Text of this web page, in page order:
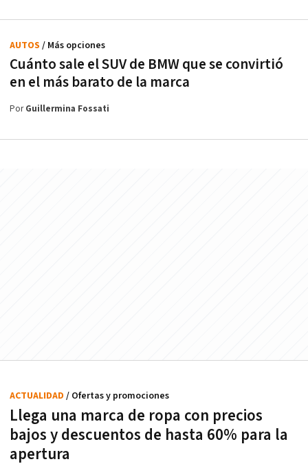
Cuánto sale el SUV de BMW que se convirtió
en el más barato de la marca
AUTOS / Más opciones
PorGuillermina Fossati
Llega una marca de ropa con precios
bajos y descuentos de hasta 60% para la
apertura
ACTUALIDAD / Ofertas y promociones